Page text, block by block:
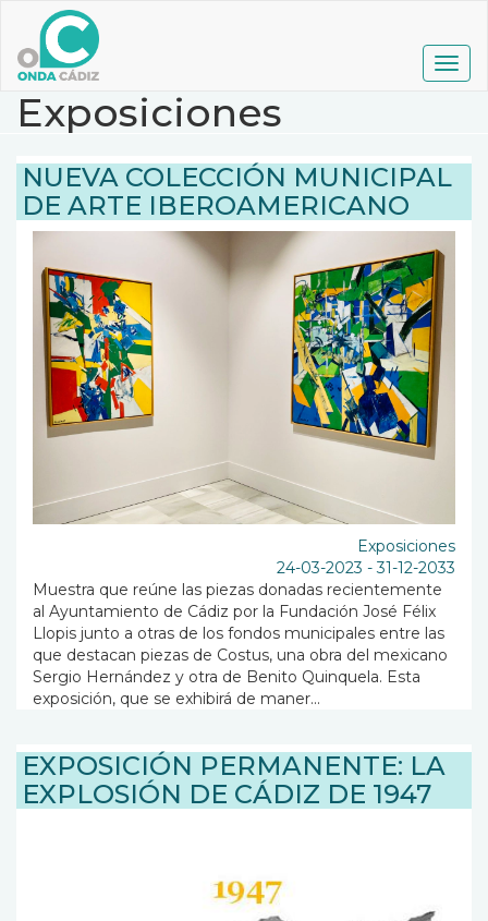
contenido
principal
Exposiciones
NUEVA COLECCIÓN MUNICIPAL
DE ARTE IBEROAMERICANO
Exposiciones
24-03-2023 -31-12-2033
Muestra que reúne las piezas donadas recientemente
al Ayuntamiento de Cádiz por la Fundación José Félix
Llopis junto a otras de los fondos municipales entre las
que destacan piezas de Costus, una obra del mexicano
Sergio Hernández y otra de Benito Quinquela. Esta
exposición, que se exhibirá de maner...
EXPOSICIÓN PERMANENTE: LA
EXPLOSIÓN DE CÁDIZ DE 1947